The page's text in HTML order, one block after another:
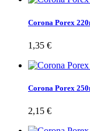
Corona Porex
1,35 €
Corona Porex
2,15 €